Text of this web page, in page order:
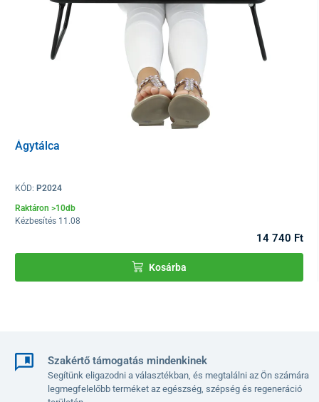
Aforgó kerekekkel, fékekkel felszerelt
biztonságos mozgatást tesz lehetővé.
A MEDIK kórházi éjjeliszekrény stabil konstrukcióval rendelkezik,
poli-propilén felülettel borított asztallap
könnyen tisztítható, és
Szekrény méretei
(HxSzxM)
40 × 48 × 70 cm
Ágytálca
KÓD: P2024
Raktáron >10db
Kézbesítés 11.08
14 740 Ft
Kosárba
Szakértő támogatás mindenkinek
Segítünk eligazodni a választékban, és megtalálni az Ön számára
legmegfelelőbb terméket az egészség, szépség és regeneráció